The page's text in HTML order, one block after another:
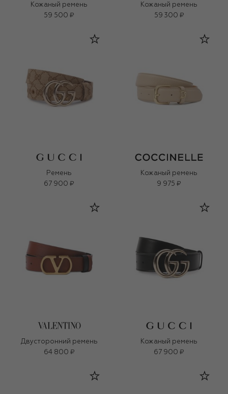
Кожаный ремень
59 500 ₽
Кожаный ремень
59 300 ₽
Ремень
67 900 ₽
Кожаный ремень
9 975 ₽
Двусторонний ремень
64 800 ₽
Кожаный ремень
67 900 ₽